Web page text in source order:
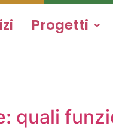
Progetti
quali